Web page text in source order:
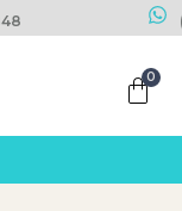
0